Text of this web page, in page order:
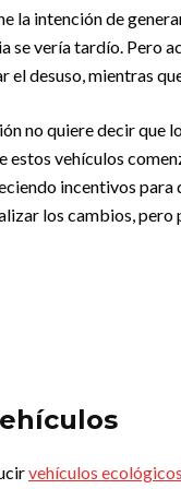
la intención de
se vería tardío. Pero
el desuso, mientras
no quiere decir que
vehículos
incentivos para
los cambios, pero
vehículos